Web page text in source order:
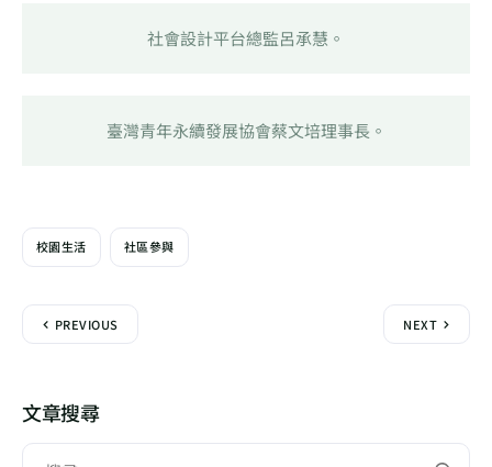
社會設計平台總監呂承慧。
臺灣青年永續發展協會蔡文培理事長。
校園生活 社區參與
PREVIOUS NEXT
文章搜尋